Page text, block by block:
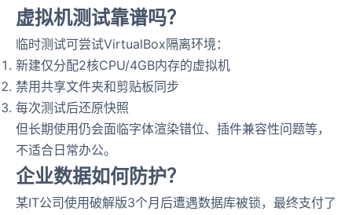
虚拟机测试靠谱吗？
临时测试可尝试VirtualBox隔离环境：
新建仅分配2核CPU/4GB内存的虚拟机
禁用共享文件夹和剪贴板同步
每次测试后还原快照
但长期使用仍会面临字体渲染错位、插件兼容性问题等，
不适合日常办公。
企业数据如何防护？
某IT公司使用破解版3个月后遭遇数据库被锁，最终支付了